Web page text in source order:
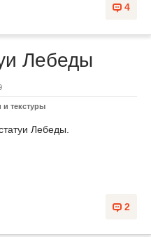
4
Лебеды
текстуры
Лебеды.
2